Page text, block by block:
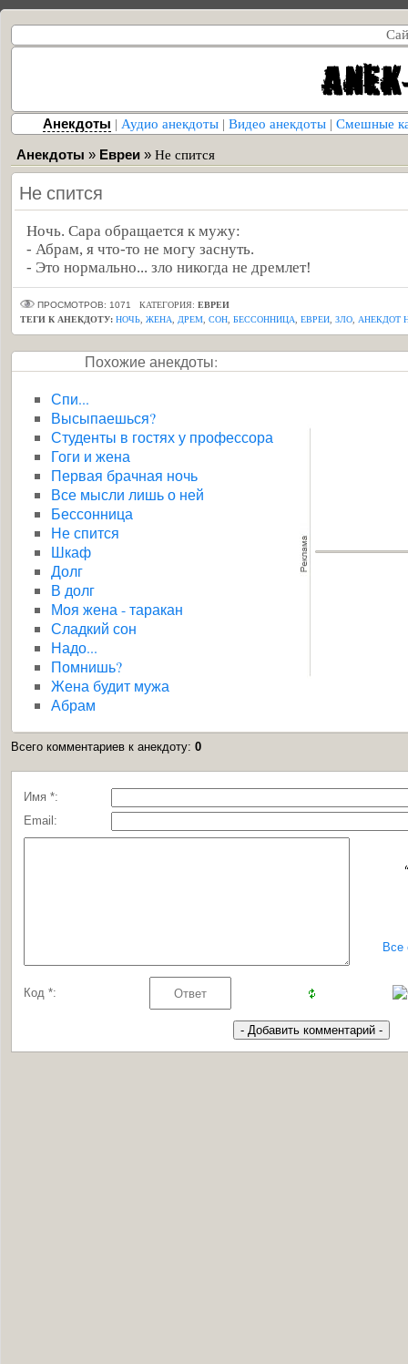
Анекдоты | Аудио анекдоты | Видео анекдоты | Смешные
Анекдоты » Евреи » Не спится
Не спится
Ночь. Сара обращается к мужу:
- Абрам, я что-то не могу заснуть.
- Это нормально... зло никогда не дремлет!
ПРОСМОТРОВ: 1071 КАТЕГОРИЯ: ЕВРЕИ
ТЕГИ К АНЕКДОТУ: НОЧЬ ЖЕНА ДРЕМ СОН БЕССОННИЦА ЕВРЕИ ЗЛО АНЕКДОТ
Похожие анекдоты:
Спи...
Высыпаешься?
Студенты в гостях у профессора
Гоги и жена
Первая брачная ночь
Все мысли лишь о ней
Бессонница
Не спится
Шкаф
Долг
В долг
Моя жена - таракан
Сладкий сон
Надо...
Помнишь?
Жена будит мужа
Абрам
Всего комментариев к анекдоту: 0
Имя *:
Email:
Все
Код *: